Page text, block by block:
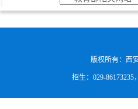
版权所有：西
招生：029-86173235